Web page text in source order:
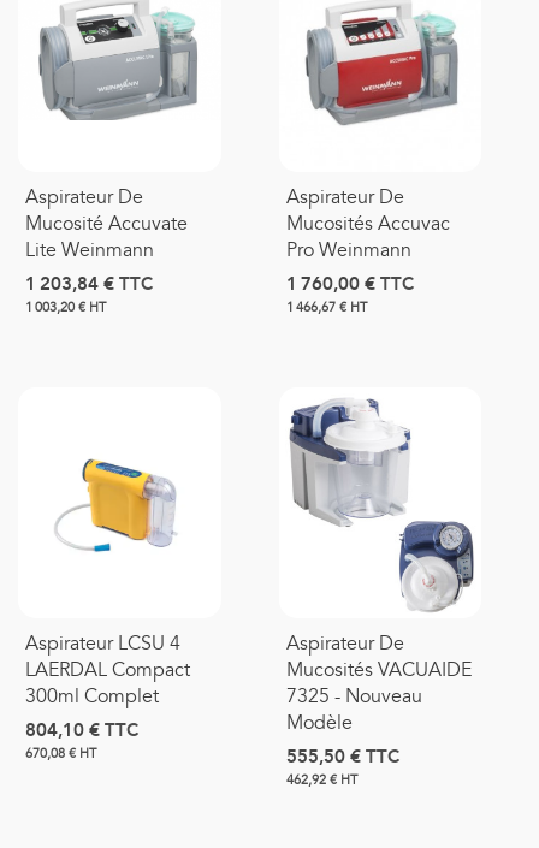
Aspirateur De
Mucosité Accuvate
Lite Weinmann
1 203,84 €TTC
1 003,20 € HT
Aspirateur De
Mucosités Accuvac
Pro Weinmann
1 760,00 €TTC
1 466,67 € HT
Aspirateur LCSU 4
LAERDAL Compact
300ml Complet
804,10 €TTC
670,08 € HT
Aspirateur De
Mucosités VACUAIDE
7325 - Nouveau
Modèle
555,50 €TTC
462,92 € HT